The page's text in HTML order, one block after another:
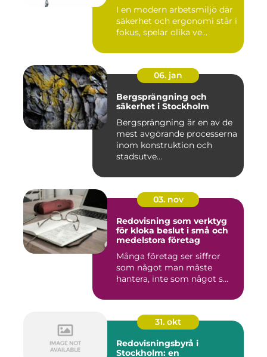
I en modern arbetsmiljö där
säkerhet och ergonomi står i
fokus, spelar olika ve...
06. jan
Bergsprängning och
säkerhet i Stockholm
Bergsprängning är en av de
mest avgörande processerna
inom konstruktion och
stadsutve...
03. nov
Redovisning som verktyg
för kloka beslut i små och
medelstora företag
Många företag ser siffror
som något man måste
hantera, inte som något s...
31. okt
Redovisningsbyrå i
Stockholm: en